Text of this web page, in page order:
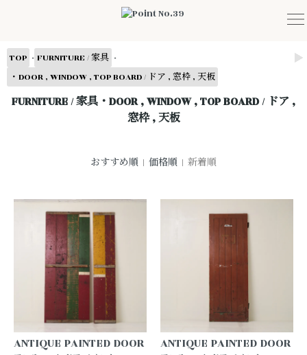
TOP - FURNITURE / 家具 -
・DOOR , WINDOW , TOP BOARD / ドア , 窓枠 , 天板
FURNITURE / 家具・DOOR , WINDOW , TOP BOARD / ドア ,
窓枠 , 天板
おすすめ順 | 価格順 | 新着順
ANTIQUE PAINTED DOOR ANTIQUE PAINTED DOOR